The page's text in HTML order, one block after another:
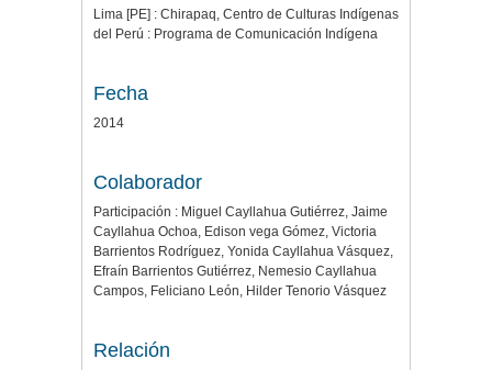
Lima [PE] : Chirapaq, Centro de Culturas Indígenas
del Perú : Programa de Comunicación Indígena
Fecha
2014
Colaborador
Participación : Miguel Cayllahua Gutiérrez, Jaime
Cayllahua Ochoa, Edison vega Gómez, Victoria
Barrientos Rodríguez, Yonida Cayllahua Vásquez,
Efraín Barrientos Gutiérrez, Nemesio Cayllahua
Campos, Feliciano León, Hilder Tenorio Vásquez
Relación